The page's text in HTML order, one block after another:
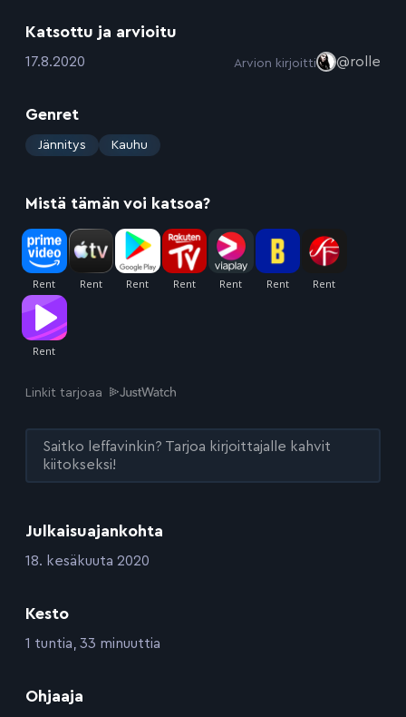
Julkaisuajankohta
:18. kesäkuuta 2020
Kesto
:1 tuntia, 33 minuuttia
Ohjaaja
Katsottu ja arvioitu
:17.8.2020 Arvion kirjoitti @rolle
Genret
: Jännitys Kauhu
Mistä tämän voi katsoa?
Linkit tarjoaa
Saitko leffavinkin? Tarjoa kirjoittajalle kahvit
kiitokseksi!